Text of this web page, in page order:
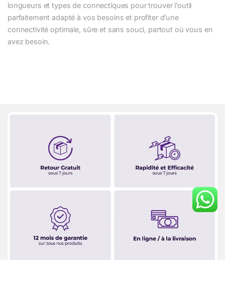
longueurs et types de connectiques pour trouver l’outil
parfaitement adapté à vos besoins et profiter d’une
connectivité optimale, sûre et sans souci, partout où vous en
avez besoin.